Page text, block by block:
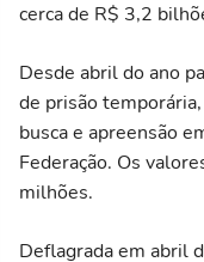
cerca de R$ 3,2
Desde abril do ano
de prisão
busca e apreensão
Federação. Os
milhões.
Deflagrada em abril